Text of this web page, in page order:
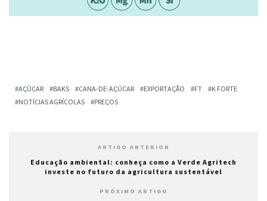
AÇÚCAR BAKS CANA-DE-AÇÚCAR EXPORTAÇÃO FT
K FORTE
NOTÍCIAS AGRÍCOLAS
PREÇOS
ARTIGO ANTERIOR
Educação ambiental: conheça como a Verde Agritech
investe no futuro da agricultura sustentável
PRÓXIMO ARTIGO